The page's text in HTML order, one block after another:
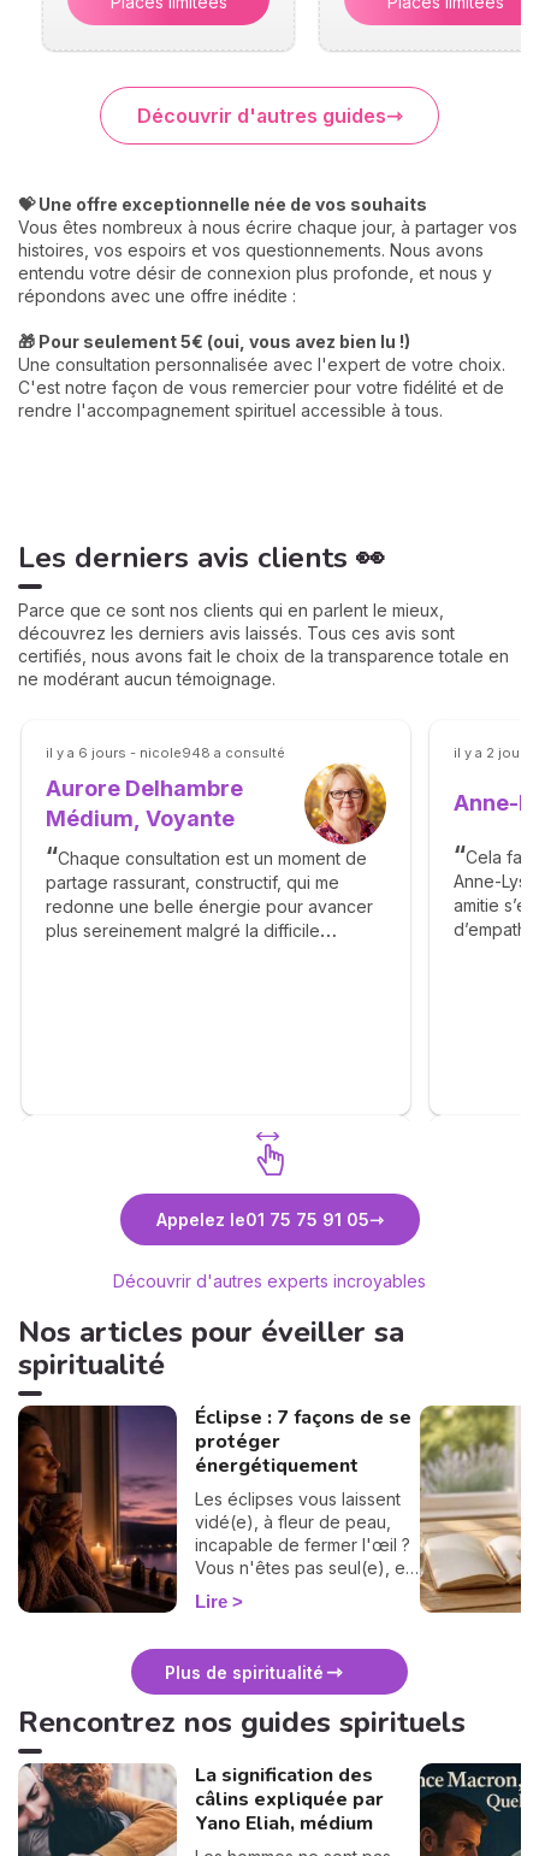
Découvrir d'autres guides
💝 Une offre exceptionnelle née de vos souhaits
Vous êtes nombreux à nous écrire chaque jour, à partager vos
histoires, vos espoirs et vos questionnements. Nous avons
entendu votre désir de connexion plus profonde, et nous y
répondons avec une offre inédite :
🎁 Pour seulement 5€ (oui, vous avez bien lu !)
Une consultation personnalisée avec l'expert de votre choix.
C'est notre façon de vous remercier pour votre fidélité et de
rendre l'accompagnement spirituel accessible à tous.
Les derniers avis clients 👀
Parce que ce sont nos clients qui en parlent le mieux,
découvrez les derniers avis laissés. Tous ces avis sont
certifiés, nous avons fait le choix de la transparence totale en
ne modérant aucun témoignage.
il y a 6 jours - nicole948 a consulté
Aurore Delhambre
Médium, Voyante
Chaque consultation est un moment de
partage rassurant, constructif, qui me
redonne une belle énergie pour avancer
plus sereinement malgré la difficile
Découvrez Aurore Delhambre
Médium, Voyante
il y a 2
Anne-
Cela fait
Anne-
amitie
Appelez le01 75 75 91 05
Découvrir d'autres experts incroyables
Nos articles pour éveiller sa
spiritualité
Éclipse : 7 façons de se
protéger
énergétiquement
Les éclipses vous laissent
vidé(e), à fleur de peau,
incapable de fermer l'œil ?
Vous n'êtes pas seul(e), et
surtout : ça se traverse en
douceur. Voici 7 gestes
vous protéger
énergétiquement et
intérieur. 🛡️🌒
Lire
Plus de spiritualité
Rencontrez nos guides spirituels
La signification des
câlins expliquée par
Yano Eliah, médium